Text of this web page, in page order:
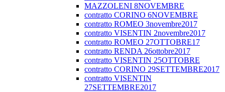
MAZZOLENI 8NOVEMBRE
contratto CORINO 6NOVEMBRE
contratto ROMEO 3novembre2017
contratto VISENTIN 2novembre2017
contratto ROMEO 27OTTOBRE17
contratto RENDA 26ottobre2017
contratto VISENTIN 25OTTOBRE
contratto CORINO 29SETTEMBRE2017
contratto VISENTIN
27SETTEMBRE2017